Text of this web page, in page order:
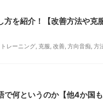
方を紹介！【改善方法や克
トレーニング, 克服, 改善, 方向音痴, 方
で何というのか【他4か国も